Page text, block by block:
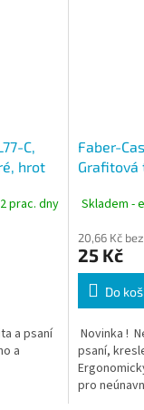
C,
hrot
prac. dny
a psaní
a
Faber-
Grafitová
Skladem -
20,66 Kč
25 Kč
Do
Novinka !
psaní,
pro